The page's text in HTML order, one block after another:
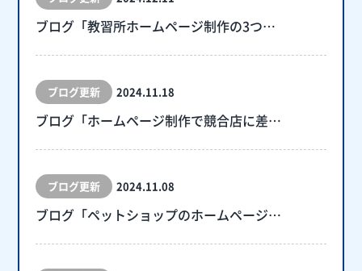
ブログ「教習所ホームページ制作の3つ…
ブログ更新 2024.11.18
ブログ「ホームページ制作で競合店に差…
ブログ更新 2024.11.08
ブログ「ペットショップのホームページ…